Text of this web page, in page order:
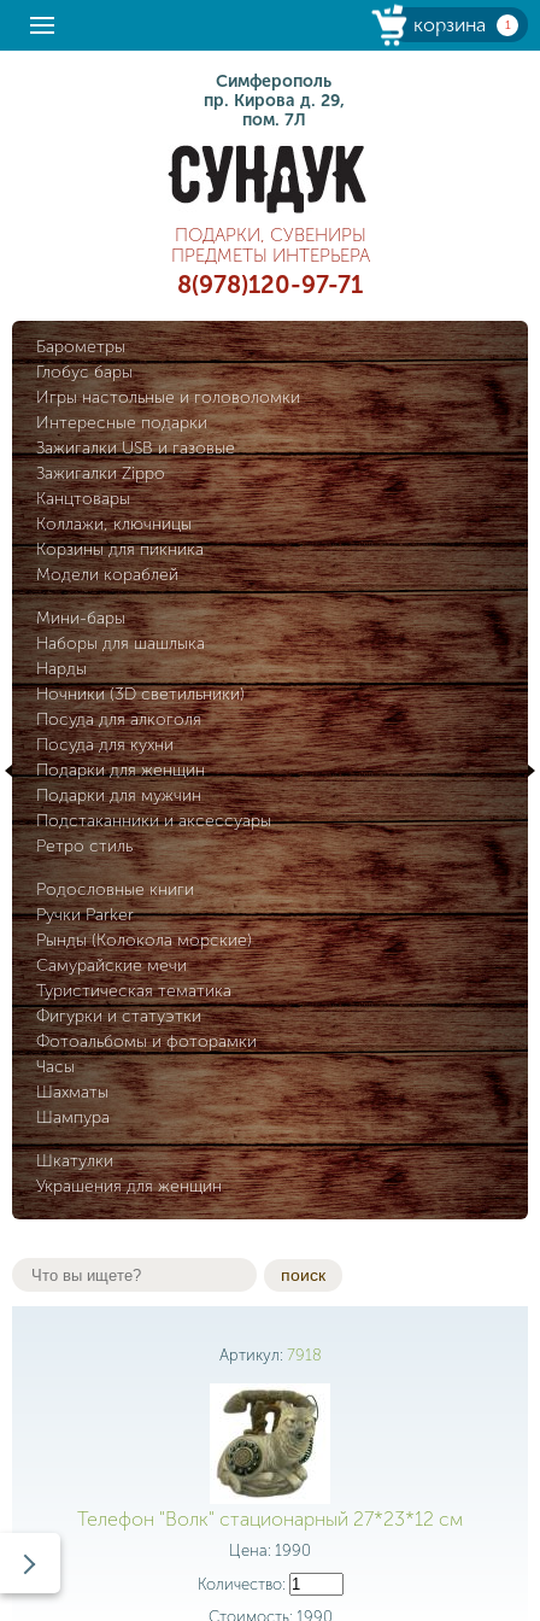
корзина 1
Симферополь
пр. Кирова д. 29,
пом. 7Л
ПОДАРКИ, СУВЕНИРЫ
ПРЕДМЕТЫ ИНТЕРЬЕРА
8(978)120-97-71
Барометры
Глобус бары
Игры настольные и головоломки
Интересные подарки
Зажигалки USB и газовые
Зажигалки Zippo
Канцтовары
Коллажи, ключницы
Корзины для пикника
Модели кораблей
Мини-бары
Наборы для шашлыка
Нарды
Ночники (3D светильники)
Посуда для алкоголя
Посуда для кухни
Подарки для женщин
Подарки для мужчин
Подстаканники и аксессуары
Ретро стиль
Родословные книги
Ручки Parker
Рынды (Колокола морские)
Самурайские мечи
Туристическая тематика
Фигурки и статуэтки
Фотоальбомы и фоторамки
Часы
Шахматы
Шампура
Шкатулки
Украшения для женщин
поиск
Артикул: 7918
Телефон "Волк" стационарный 27*23*12 см
Цена: 1990
Количество:
Стоимость: 1990